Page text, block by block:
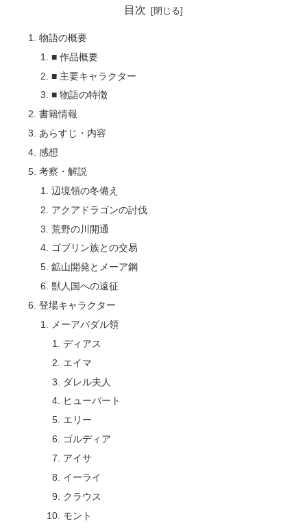
目次
物語の概要
■ 作品概要
■ 主要キャラクター
■ 物語の特徴
書籍情報
あらすじ・内容
感想
考察・解説
辺境領の冬備え
アクアドラゴンの討伐
荒野の川開通
ゴブリン族との交易
鉱山開発とメーア鋼
獣人国への遠征
登場キャラクター
メーアバダル領
ディアス
エイマ
ダレル夫人
ヒューバート
エリー
ゴルディア
アイサ
イーライ
クラウス
モント